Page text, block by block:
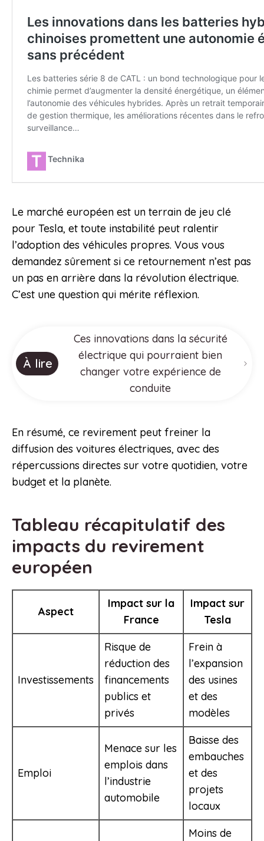
Le marché européen est un terrain de jeu clé
pour Tesla, et toute instabilité peut ralentir
l’adoption des véhicules propres. Vous vous
demandez sûrement si ce retournement n’est pas
un pas en arrière dans la révolution électrique.
C’est une question qui mérite réflexion.
À lire
Ces innovations dans la sécurité
électrique qui pourraient bien
changer votre expérience de
conduite
En résumé, ce revirement peut freiner la
diffusion des voitures électriques, avec des
répercussions directes sur votre quotidien, votre
budget et la planète.
Tableau récapitulatif des
impacts du revirement
européen
Aspect
Impact sur la
France
Impact sur
Tesla
Investissements
Risque de
réduction des
financements
publics et
privés
Frein à
l’expansion
des usines
et des
modèles
Emploi
Menace sur les
emplois dans
l’industrie
automobile
Baisse des
embauches
et des
projets
locaux
Moins de